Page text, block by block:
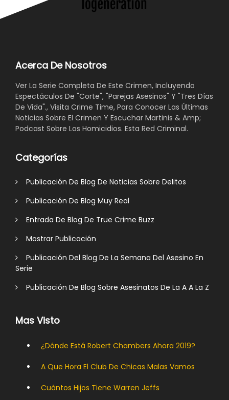
Acerca De Nosotros
Ver La Serie Completa De Este Crimen, Incluyendo
Espectáculos De "Corte", "Parejas Asesinos" Y "Tres Días
De Vida"., Visita Crime Time, Para Conocer Las Últimas
Noticias Sobre El Crimen Y Escuchar Martinis & Amp;
Podcast Sobre Los Homicidios. Esta Red Criminal.
Categorías
Publicación De Blog De Noticias Sobre Delitos
Publicación De Blog Muy Real
Entrada De Blog De True Crime Buzz
Mostrar Publicación
Publicación Del Blog De La Semana Del Asesino En
Serie
Publicación De Blog Sobre Asesinatos De La A A La Z
Mas Visto
¿Dónde Está Robert Chambers Ahora 2019?
A Que Hora El Club De Chicas Malas Vamos
Cuántos Hijos Tiene Warren Jeffs